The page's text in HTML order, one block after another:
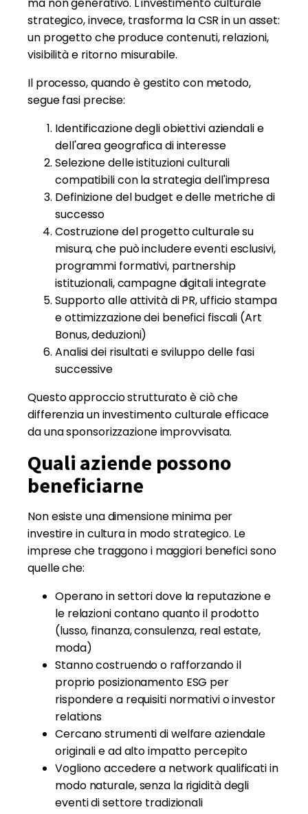
strategico, invece, trasforma la CSR in un asset:
un progetto che produce contenuti, relazioni,
visibilità e ritorno misurabile.
Il processo, quando è gestito con metodo,
segue fasi precise:
Identificazione degli obiettivi aziendali e
dell'area geografica di interesse
Selezione delle istituzioni culturali
compatibili con la strategia dell'impresa
Definizione del budget e delle metriche di
successo
Costruzione del progetto culturale su
misura, che può includere eventi esclusivi,
programmi formativi, partnership
istituzionali, campagne digitali integrate
Supporto alle attività di PR, ufficio stampa
e ottimizzazione dei benefici fiscali (Art
Bonus, deduzioni)
Analisi dei risultati e sviluppo delle fasi
successive
Questo approccio strutturato è ciò che
differenzia un investimento culturale efficace
da una sponsorizzazione improvvisata.
Quali aziende possono
beneficiarne
Non esiste una dimensione minima per
investire in cultura in modo strategico. Le
imprese che traggono i maggiori benefici sono
quelle che:
Operano in settori dove la reputazione e
le relazioni contano quanto il prodotto
(lusso, finanza, consulenza, real estate,
moda)
Stanno costruendo o rafforzando il
proprio posizionamento ESG per
rispondere a requisiti normativi o investor
relations
Cercano strumenti di welfare aziendale
originali e ad alto impatto percepito
Vogliono accedere a network qualificati in
modo naturale, senza la rigidità degli
eventi di settore tradizionali